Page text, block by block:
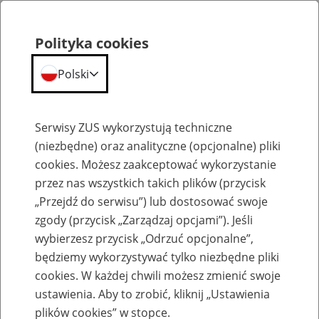
Emerytury
Baza zlikwidowanych lub
przekształconych zakładów pracy
Polityka cookies
Polski
Serwisy ZUS wykorzystują techniczne
(niezbędne) oraz analityczne (opcjonalne) pliki
cookies. Możesz zaakceptować wykorzystanie
przez nas wszystkich takich plików (przycisk
„Przejdź do serwisu”) lub dostosować swoje
zgody (przycisk „Zarządzaj opcjami”). Jeśli
wybierzesz przycisk „Odrzuć opcjonalne”,
będziemy wykorzystywać tylko niezbędne pliki
cookies. W każdej chwili możesz zmienić swoje
ustawienia. Aby to zrobić, kliknij „Ustawienia
plików cookies” w stopce.